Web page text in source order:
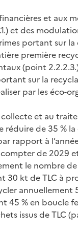
et aux
et des
portant sur
première
(point
sur la
par les éco-
et au
réduire de 35 %
rapport à
de 2029
le nombre
30 kt de TLC à
annuellement
45 % en boucle
issus de TLC